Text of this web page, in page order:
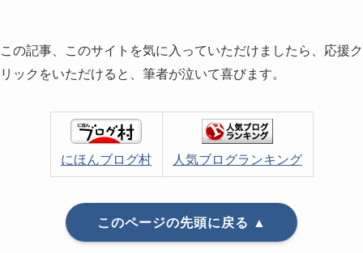
この記事、このサイトを気に入っていただけましたら、応援ク
リックをいただけると、筆者が泣いて喜びます。
にほんブログ村 人気ブログランキング
このページの先頭に戻る ▲